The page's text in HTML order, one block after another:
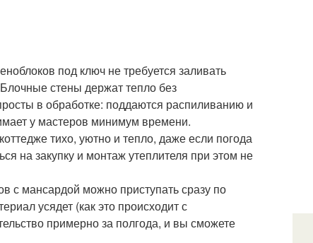
под ключ не требуется заливать
стены держат тепло без
в обработке: поддаются распиливанию и
у мастеров минимум времени.
тихо, уютно и тепло, даже если погода
на закупку и монтаж утеплителя при этом не
с мансардой можно приступать сразу по
усядет (как это происходит с
примерно за полгода, и вы сможете